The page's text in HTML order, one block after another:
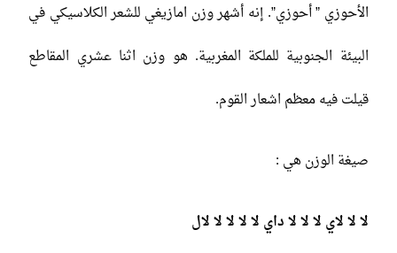
الأحوزي ” أحوزي”. إنه أشهر وزن امازيغي للشعر الكلاسيكي في
البيئة الجنوبية للملكة المغربية. هو وزن اثنا عشري المقاطع
قيلت فيه معظم اشعار القوم.
صيغة الوزن هي :
لا لا لاي لا لا لا داي لا لا لا لا لال